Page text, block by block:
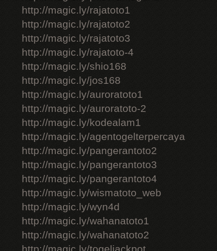
http://magic.ly/rajatoto1
http://magic.ly/rajatoto2
http://magic.ly/rajatoto3
http://magic.ly/rajatoto-4
http://magic.ly/shio168
http://magic.ly/jos168
http://magic.ly/auroratoto1
http://magic.ly/auroratoto-2
http://magic.ly/kodealam1
http://magic.ly/agentogelterpercaya
http://magic.ly/pangerantoto2
http://magic.ly/pangerantoto3
http://magic.ly/pangerantoto4
http://magic.ly/wismatoto_web
http://magic.ly/wyn4d
http://magic.ly/wahanatoto1
http://magic.ly/wahanatoto2